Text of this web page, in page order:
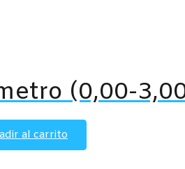
(0,00-
al carrito